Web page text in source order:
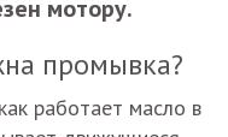
мотору.
промывка?
работает масло в